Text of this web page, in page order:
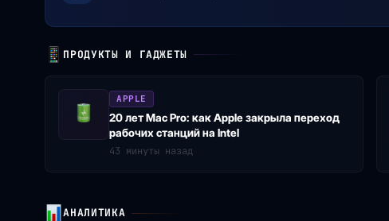
ПРОДУКТЫ И ГАДЖЕТЫ
APPLE
20 лет Mac Pro: как Apple закрыла переход
рабочих станций на Intel
43 минуты назад
АНАЛИТИКА